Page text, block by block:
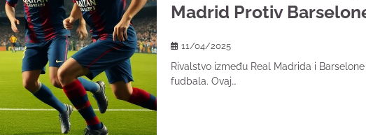
Madrid Protiv
11/04/2025
Rivalstvo između Real Madrida i
fudbala. Ovaj…